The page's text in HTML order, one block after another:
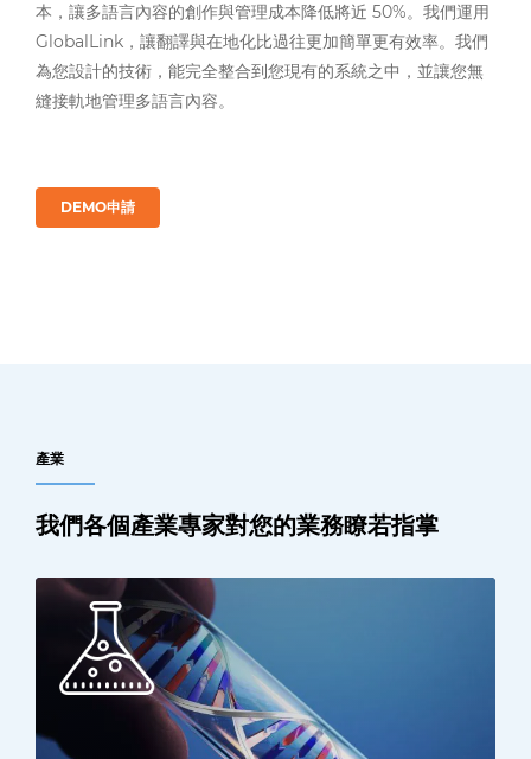
本，讓多語言內容的創作與管理成本降低將近 50%。我們運用
GlobalLink，讓翻譯與在地化比過往更加簡單更有效率。我們
為您設計的技術，能完全整合到您現有的系統之中，並讓您無
縫接軌地管理多語言內容。
DEMO申請
產業
我們各個產業專家對您的業務瞭若指掌